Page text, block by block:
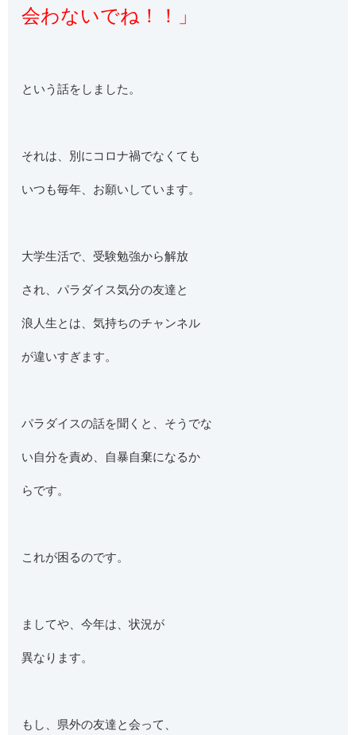
会わないでね！！」
という話をしました。
それは、別にコロナ禍でなくても
いつも毎年、お願いしています。
大学生活で、受験勉強から解放
され、パラダイス気分の友達と
浪人生とは、気持ちのチャンネル
が違いすぎます。
パラダイスの話を聞くと、そうでな
い自分を責め、自暴自棄になるか
らです。
これが困るのです。
ましてや、今年は、状況が
異なります。
もし、県外の友達と会って、